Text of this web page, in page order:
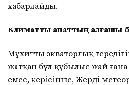
хабарлайды.
Климаттық апаттың алғашқы
Мұхиттың экваторлық
жатқан бұл құбылыс жай
емес, керісінше, Жердің